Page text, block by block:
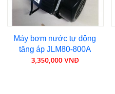
Máy bơm nước tự động
tăng áp JLM80-800A
3,350,000 VNĐ